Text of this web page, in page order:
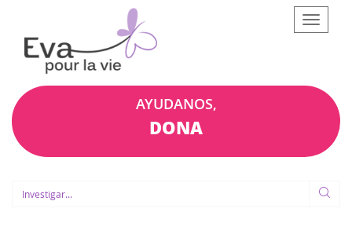
Afficher
le
AYUDANOS,
DONA